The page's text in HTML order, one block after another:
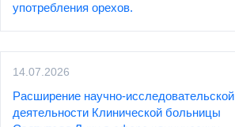
употребления орехов.
14.07.2026
Расширение научно-исследовательской
деятельности Клинической больницы